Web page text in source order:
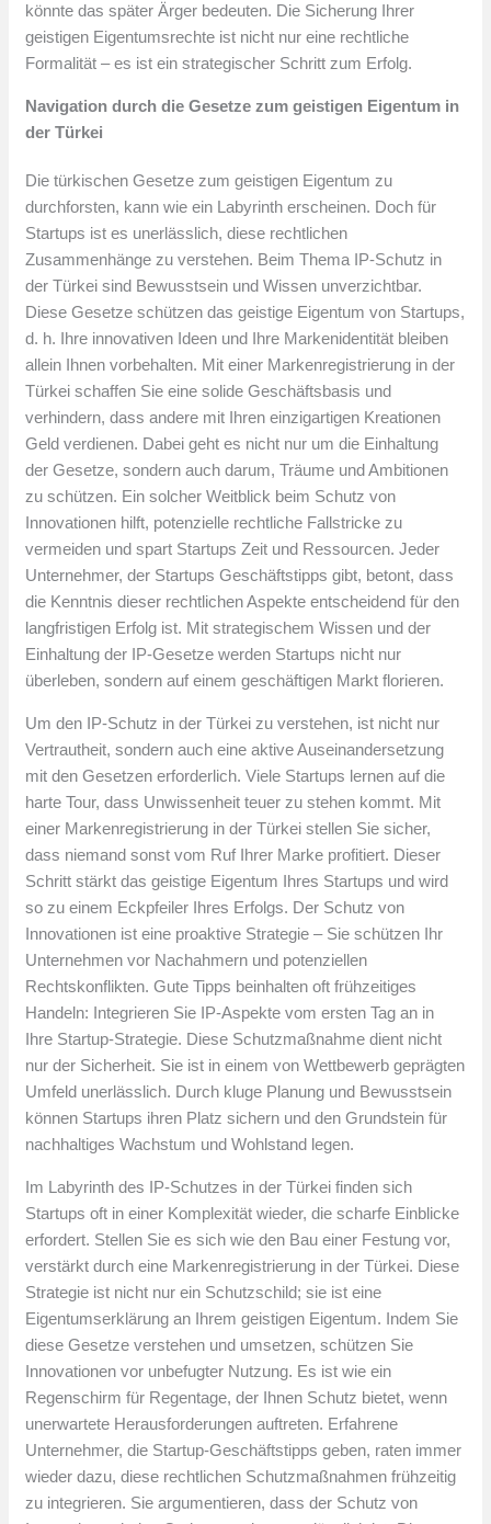
könnte das später Ärger bedeuten. Die Sicherung Ihrer
geistigen Eigentumsrechte ist nicht nur eine rechtliche
Formalität – es ist ein strategischer Schritt zum Erfolg.
Navigation durch die Gesetze zum geistigen Eigentum in
der Türkei
Die türkischen Gesetze zum geistigen Eigentum zu
durchforsten, kann wie ein Labyrinth erscheinen. Doch für
Startups ist es unerlässlich, diese rechtlichen
Zusammenhänge zu verstehen. Beim Thema IP-Schutz in
der Türkei sind Bewusstsein und Wissen unverzichtbar.
Diese Gesetze schützen das geistige Eigentum von Startups,
d. h. Ihre innovativen Ideen und Ihre Markenidentität bleiben
allein Ihnen vorbehalten. Mit einer Markenregistrierung in der
Türkei schaffen Sie eine solide Geschäftsbasis und
verhindern, dass andere mit Ihren einzigartigen Kreationen
Geld verdienen. Dabei geht es nicht nur um die Einhaltung
der Gesetze, sondern auch darum, Träume und Ambitionen
zu schützen. Ein solcher Weitblick beim Schutz von
Innovationen hilft, potenzielle rechtliche Fallstricke zu
vermeiden und spart Startups Zeit und Ressourcen. Jeder
Unternehmer, der Startups Geschäftstipps gibt, betont, dass
die Kenntnis dieser rechtlichen Aspekte entscheidend für den
langfristigen Erfolg ist. Mit strategischem Wissen und der
Einhaltung der IP-Gesetze werden Startups nicht nur
überleben, sondern auf einem geschäftigen Markt florieren.
Um den IP-Schutz in der Türkei zu verstehen, ist nicht nur
Vertrautheit, sondern auch eine aktive Auseinandersetzung
mit den Gesetzen erforderlich. Viele Startups lernen auf die
harte Tour, dass Unwissenheit teuer zu stehen kommt. Mit
einer Markenregistrierung in der Türkei stellen Sie sicher,
dass niemand sonst vom Ruf Ihrer Marke profitiert. Dieser
Schritt stärkt das geistige Eigentum Ihres Startups und wird
so zu einem Eckpfeiler Ihres Erfolgs. Der Schutz von
Innovationen ist eine proaktive Strategie – Sie schützen Ihr
Unternehmen vor Nachahmern und potenziellen
Rechtskonflikten. Gute Tipps beinhalten oft frühzeitiges
Handeln: Integrieren Sie IP-Aspekte vom ersten Tag an in
Ihre Startup-Strategie. Diese Schutzmaßnahme dient nicht
nur der Sicherheit. Sie ist in einem von Wettbewerb geprägten
Umfeld unerlässlich. Durch kluge Planung und Bewusstsein
können Startups ihren Platz sichern und den Grundstein für
nachhaltiges Wachstum und Wohlstand legen.
Im Labyrinth des IP-Schutzes in der Türkei finden sich
Startups oft in einer Komplexität wieder, die scharfe Einblicke
erfordert. Stellen Sie es sich wie den Bau einer Festung vor,
verstärkt durch eine Markenregistrierung in der Türkei. Diese
Strategie ist nicht nur ein Schutzschild; sie ist eine
Eigentumserklärung an Ihrem geistigen Eigentum. Indem Sie
diese Gesetze verstehen und umsetzen, schützen Sie
Innovationen vor unbefugter Nutzung. Es ist wie ein
Regenschirm für Regentage, der Ihnen Schutz bietet, wenn
unerwartete Herausforderungen auftreten. Erfahrene
Unternehmer, die Startup-Geschäftstipps geben, raten immer
wieder dazu, diese rechtlichen Schutzmaßnahmen frühzeitig
zu integrieren. Sie argumentieren, dass der Schutz von